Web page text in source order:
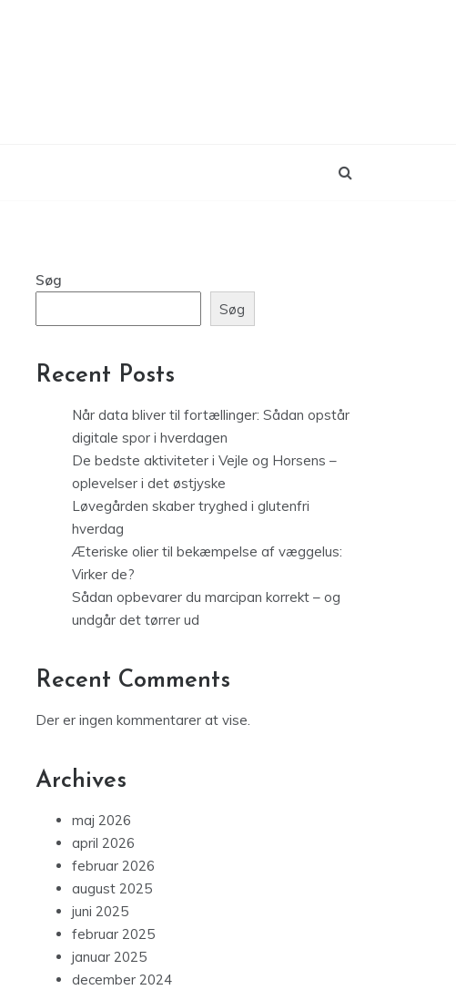
Søg
Søg
Recent Posts
Når data bliver til fortællinger: Sådan opstår
digitale spor i hverdagen
De bedste aktiviteter i Vejle og Horsens –
oplevelser i det østjyske
Løvegården skaber tryghed i glutenfri
hverdag
Æteriske olier til bekæmpelse af væggelus:
Virker de?
Sådan opbevarer du marcipan korrekt – og
undgår det tørrer ud
Recent Comments
Der er ingen kommentarer at vise.
Archives
maj 2026
april 2026
februar 2026
august 2025
juni 2025
februar 2025
januar 2025
december 2024